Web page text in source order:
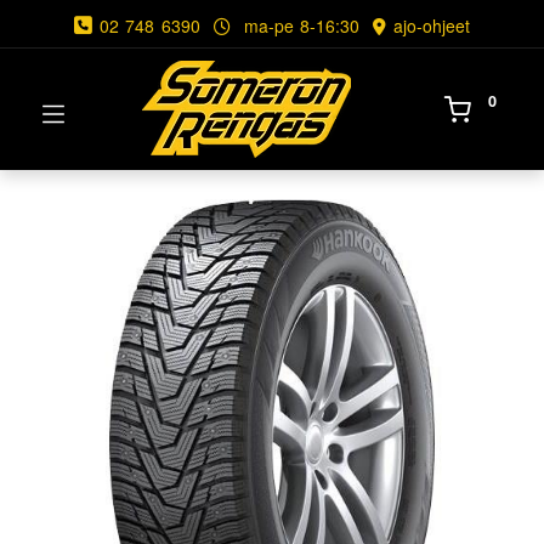
02 748 6390 ma-pe 8-16:30 ajo-ohjeet
0